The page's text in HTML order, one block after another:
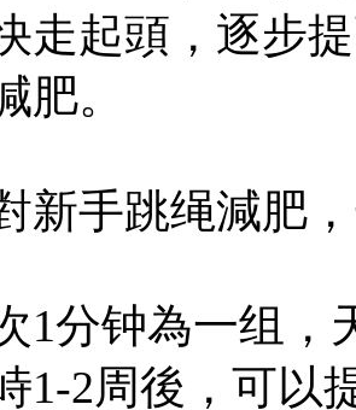
走起頭，逐步
肥。
新手跳绳減肥
1分钟為一组，
1-2周後，可以